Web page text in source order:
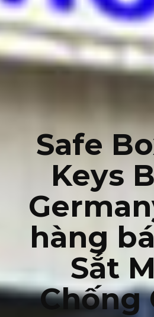
Safe
Keys
hàng
Sắt
Chống